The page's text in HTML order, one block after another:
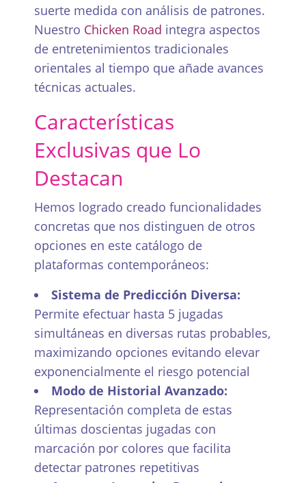
suerte medida con análisis de patrones.
Nuestro Chicken Road integra aspectos
de entretenimientos tradicionales
orientales al tiempo que añade avances
técnicas actuales.
Características
Exclusivas que Lo
Destacan
Hemos logrado creado funcionalidades
concretas que nos distinguen de otros
opciones en este catálogo de
plataformas contemporáneos:
Sistema de Predicción Diversa:
Permite efectuar hasta 5 jugadas
simultáneas en diversas rutas probables,
maximizando opciones evitando elevar
exponencialmente el riesgo potencial
Modo de Historial Avanzado:
Representación completa de estas
últimas doscientas jugadas con
marcación por colores que facilita
detectar patrones repetitivas